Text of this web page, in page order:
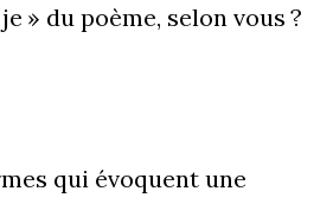
» du poème, selon vous ?
qui évoquent une